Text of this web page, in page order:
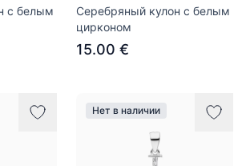
с белым
Серебряный кулон с белым
цирконом
15.00 €
Нет в наличии